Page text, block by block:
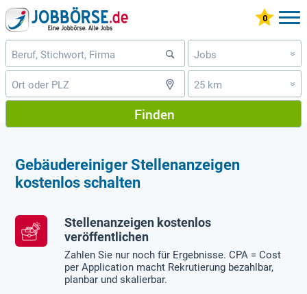
Jobs »
25 km »
Finden
Gebäudereiniger Stellenanzeigen
kostenlos schalten
Stellenanzeigen kostenlos
veröffentlichen
Zahlen Sie nur noch für Ergebnisse. CPA = Cost
per Application macht Rekrutierung bezahlbar,
planbar und skalierbar.